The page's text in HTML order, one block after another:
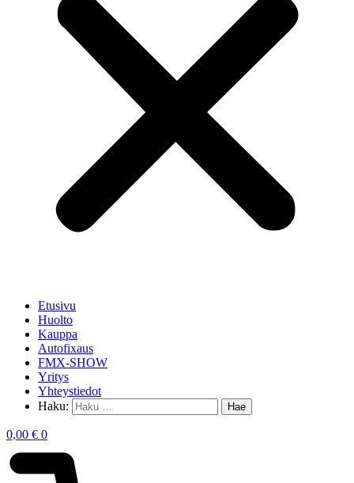
Etusivu
Huolto
Kauppa
Autofixaus
FMX-SHOW
Yritys
Yhteystiedot
Haku:
0,00 € 0